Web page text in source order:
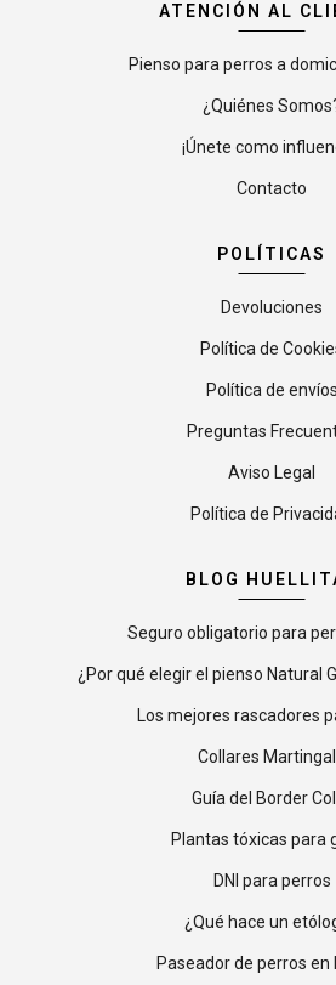
ATENCIÓN AL
Pienso para perros a
¿Quiénes
¡Únete como
Contacto
POLÍTICAS
Devoluciones
Política de
Política de envíos
Preguntas
Aviso Legal
Política de
BLOG
Seguro obligatorio para
¿Por qué elegir el pienso Natural
Los mejores rascadores
Collares
Guía del Border
Plantas tóxicas para
DNI para perros
¿Qué hace un
Paseador de perros en